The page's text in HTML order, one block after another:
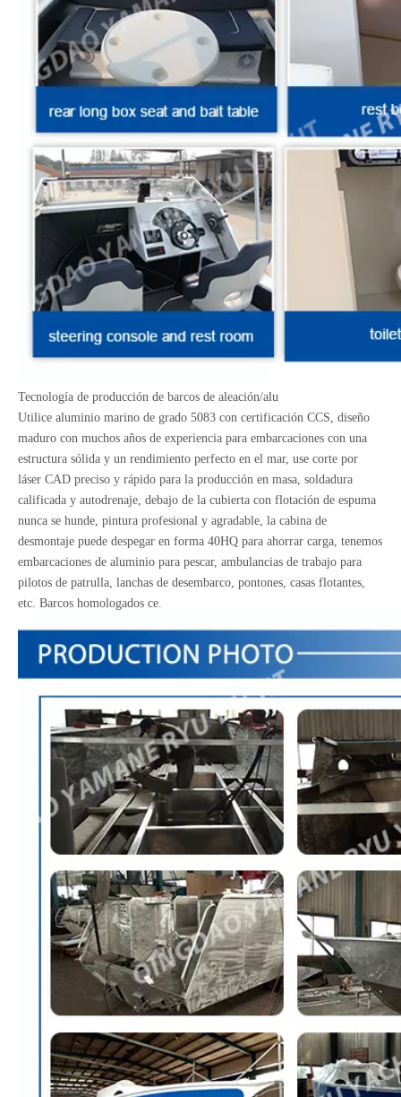
Tecnología de producción de barcos de aleación/alu
Utilice aluminio marino de grado 5083 con certificación CCS, diseño
maduro con muchos años de experiencia para embarcaciones con una
estructura sólida y un rendimiento perfecto en el mar, use corte por
láser CAD preciso y rápido para la producción en masa, soldadura
calificada y autodrenaje, debajo de la cubierta con flotación de espuma
nunca se hunde, pintura profesional y agradable, la cabina de
desmontaje puede despegar en forma 40HQ para ahorrar carga, tenemos
embarcaciones de aluminio para pescar, ambulancias de trabajo para
pilotos de patrulla, lanchas de desembarco, pontones, casas flotantes,
etc. Barcos homologados ce.